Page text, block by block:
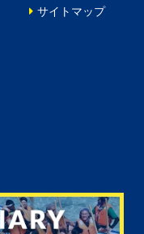
サイトマップ